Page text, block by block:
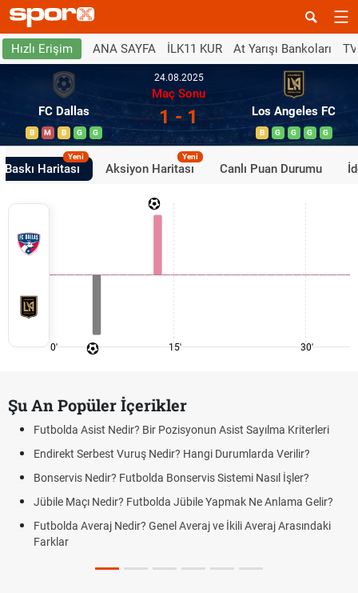
Hızlı Erişim ANA SAYFA İLK11 KUR At Yarışı Bankoları
FC Dallas
B M B G G
24.08.2025
Maç Sonu
1 - 1 Los Angeles FC
B G G G G
Baskı Haritası
Yeni
Aksiyon Haritası
Yeni
Canlı Puan Durumu
0' 15' 30'
Şu An Popüler İçerikler
Futbolda Asist Nedir? Bir Pozisyonun Asist Sayılma Kriterleri
Endirekt Serbest Vuruş Nedir? Hangi Durumlarda Verilir?
Bonservis Nedir? Futbolda Bonservis Sistemi Nasıl İşler?
Jübile Maçı Nedir? Futbolda Jübile Yapmak Ne Anlama Gelir?
Futbolda Averaj Nedir? Genel Averaj ve İkili Averaj Arasındaki
Farklar